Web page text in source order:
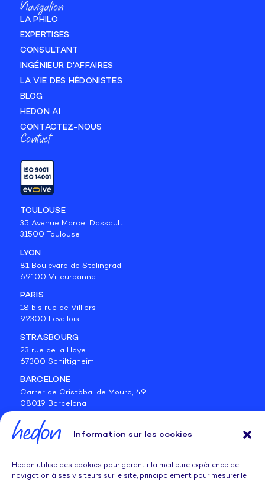
Information sur les cookies
Hedon utilise des cookies pour garantir la meilleure expérience de
navigation à ses visiteurs sur le site, principalement pour mesurer le
Navigation
LA PHILO
EXPERTISES
CONSULTANT
INGÉNIEUR D'AFFAIRES
LA VIE DES HÉDONISTES
BLOG
HEDON AI
CONTACTEZ-NOUS
Contact
TOULOUSE
35 Avenue Marcel Dassault
31500 Toulouse
LYON
81 Boulevard de Stalingrad
69100 Villeurbanne
PARIS
18 bis rue de Villiers
92300 Levallois
STRASBOURG
23 rue de la Haye
67300 Schiltigheim
BARCELONE
Carrer de Cristòbal de Moura, 49
08019 Barcelona
BELGIQUE
Avenue des Volontaires 19
1160 Auderghem
Suivez-nous sur les réseaux